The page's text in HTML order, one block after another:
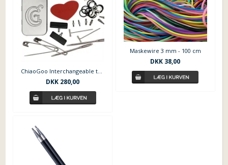
ChiaoGoo Interchangeable tools kits S-L
DKK 280,00
Maskewire 3 mm - 100 cm
DKK 38,00